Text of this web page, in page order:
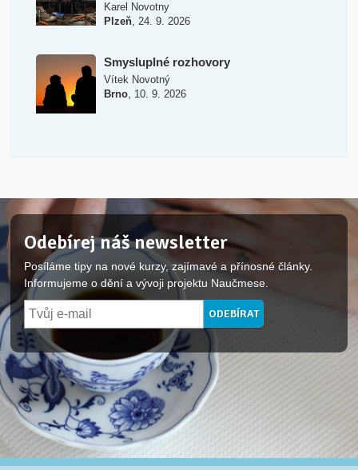
Karel Novotny
Plzeň, 24. 9. 2026
Smysluplné rozhovory
Vítek Novotný
Brno, 10. 9. 2026
Odebírej náš newsletter
Posíláme tipy na nové kurzy, zajímavé a přínosné články.
Informujeme o dění a vývoji projektu Naučmese.